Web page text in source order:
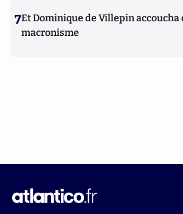
7Et Dominique de Villepin
macronisme